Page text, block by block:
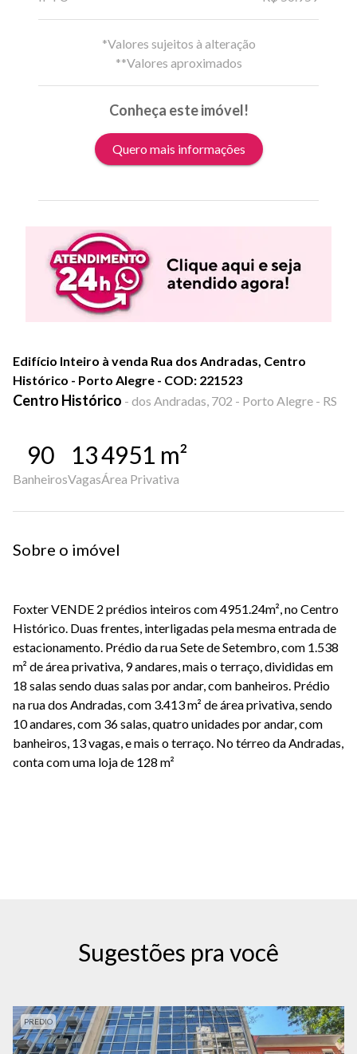
*Valores sujeitos à alteração
**Valores aproximados
Conheça este imóvel!
Quero mais informações
Edifício Inteiro à venda Rua dos Andradas, Centro
Histórico - Porto Alegre - COD: 221523
Centro Histórico - dos Andradas, 702 - Porto Alegre - RS
90
Banheiros
13
Vagas
4951 m²
Área Privativa
Sobre o imóvel
Foxter VENDE 2 prédios inteiros com 4951.24m², no Centro
Histórico. Duas frentes, interligadas pela mesma entrada de
estacionamento. Prédio da rua Sete de Setembro, com 1.538
m² de área privativa, 9 andares, mais o terraço, divididas em
18 salas sendo duas salas por andar, com banheiros. Prédio
na rua dos Andradas, com 3.413 m² de área privativa, sendo
10 andares, com 36 salas, quatro unidades por andar, com
banheiros, 13 vagas, e mais o terraço. No térreo da Andradas,
conta com uma loja de 128 m²
Sugestões pra você
PREDIO